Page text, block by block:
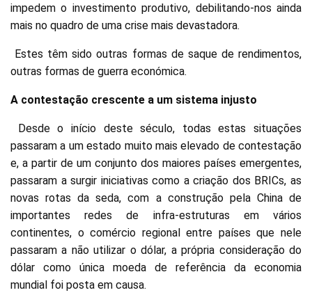
impedem o investimento produtivo, debilitando-nos ainda
mais no quadro de uma crise mais devastadora.
Estes têm sido outras formas de saque de rendimentos,
outras formas de guerra económica.
A contestação crescente a um sistema injusto
Desde o início deste século, todas estas situações
passaram a um estado muito mais elevado de contestação
e, a partir de um conjunto dos maiores países emergentes,
passaram a surgir iniciativas como a criação dos BRICs, as
novas rotas da seda, com a construção pela China de
importantes redes de infra-estruturas em vários
continentes, o comércio regional entre países que nele
passaram a não utilizar o dólar, a própria consideração do
dólar como única moeda de referência da economia
mundial foi posta em causa.